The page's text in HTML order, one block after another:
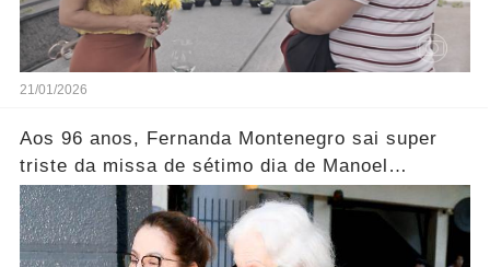
21/01/2026
Aos 96 anos, Fernanda Montenegro sai super
triste da missa de sétimo dia de Manoel
Carlos..... Ver mais